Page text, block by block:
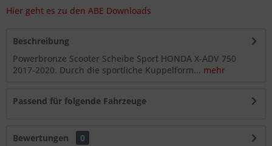
Hier geht es zu den ABE Downloads
Beschreibung
Powerbronze Scooter Scheibe Sport HONDA X-ADV 750
2017-2020. Durch die sportliche Kuppelform... mehr
Passend für folgende Fahrzeuge
Bewertungen
0